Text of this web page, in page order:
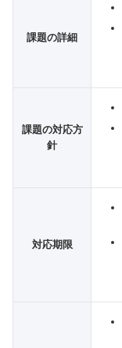
課題の詳細
課題の対応方
針
対応期限